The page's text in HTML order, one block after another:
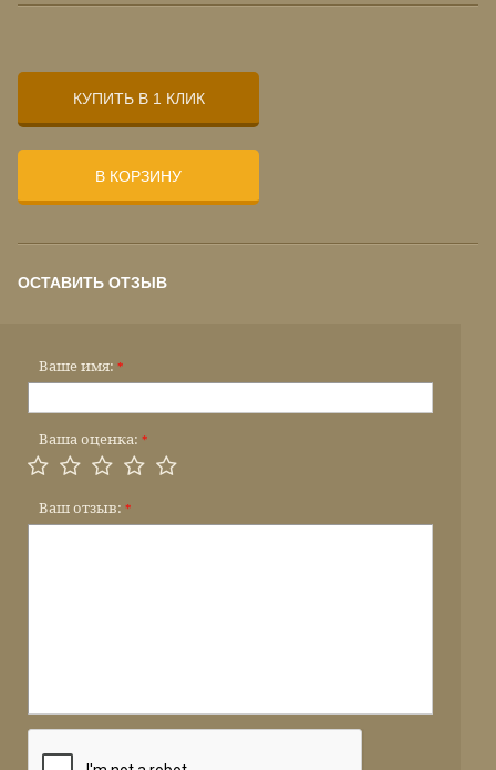
КУПИТЬ В 1 КЛИК
В КОРЗИНУ
ОСТАВИТЬ ОТЗЫВ
Ваше имя: *
Ваша оценка: *
Ваш отзыв: *